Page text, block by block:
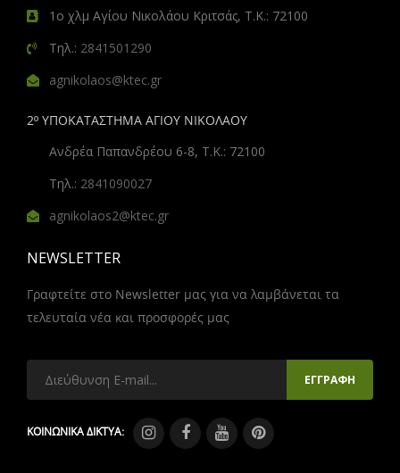
1ο χλμ Αγίου Νικολάου Κριτσάς, Τ.Κ.: 72100
Τηλ.: 2841501290
agnikolaos@ktec.gr
2º ΥΠΟΚΑΤΑΣΤΗΜΑ ΑΓΙΟΥ ΝΙΚΟΛΑΟΥ
Ανδρέα Παπανδρέου 6-8, Τ.Κ.: 72100
Τηλ.: 2841090027
agnikolaos2@ktec.gr
NEWSLETTER
Γραφτείτε στο Newsletter μας για να λαμβάνεται τα
τελευταία νέα και προσφορές μας
ΚΟΙΝΩΝΙΚΑ ΔΙΚΤΥΑ: